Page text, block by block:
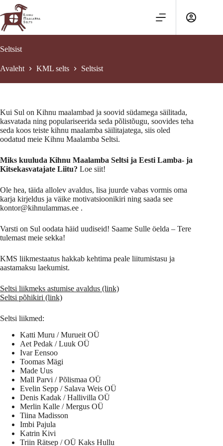
to
content
Seltsist
Avaleht KML selts Seltsist
Kui Sul on Kihnu maalambad ja soovid südamega säilitada,
kasvatada ning populariseerida seda põlistõugu, soovides teha
seda koos teiste kihnu maalamba säilitajatega, siis oled
oodatud meie Kihnu Maalamba Seltsi.
Miks kuuluda Kihnu Maalamba Seltsi ja Eesti Lamba- ja
Kitsekasvatajate Liitu? Loe siit!
Ole hea, täida allolev avaldus, lisa juurde vabas vormis oma
karja kirjeldus ja väike motivatsioonikiri ning saada see
kontor@kihnulammas.ee .
Varsti on Sul oodata häid uudiseid! Saame Sulle öelda – Tere
tulemast meie sekka!
KMS liikmestaatus hakkab kehtima peale liitumistasu ja
aastamaksu laekumist.
Seltsi liikmeks astumise avaldus (link)
Seltsi põhikiri (link)
Seltsi liikmed:
Katti Muru / Murueit OÜ
Aet Pedak / Luuk OÜ
Ivar Eensoo
Toomas Mägi
Made Uus
Mall Parvi / Põlismaa OÜ
Evelin Sepp / Salava Weis OÜ
Denis Kadak / Hallivilla OÜ
Merlin Kalle / Mergus OÜ
Tiina Madisson
Imbi Pajula
Katrin Kivi
Triin Rätsep / OÜ Kaks Hullu